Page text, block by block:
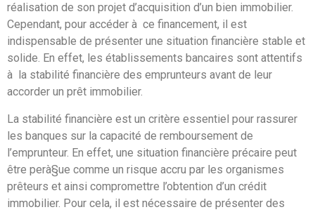
réalisation de son projet d’acquisition d’un bien immobilier.
Cependant, pour accéder à ce financement, il est
indispensable de présenter une situation financière stable et
solide. En effet, les établissements bancaires sont attentifs
à la stabilité financière des emprunteurs avant de leur
accorder un prêt immobilier.
La stabilité financière est un critère essentiel pour rassurer
les banques sur la capacité de remboursement de
l’emprunteur. En effet, une situation financière précaire peut
être perà§ue comme un risque accru par les organismes
prêteurs et ainsi compromettre l’obtention d’un crédit
immobilier. Pour cela, il est nécessaire de présenter des